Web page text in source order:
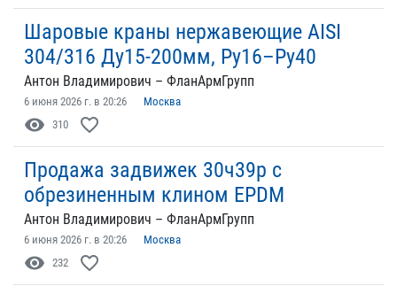
Шаровые краны нержавеющие AISI
304/316 Ду15-200мм, Ру16–Ру40
Антон Владимирович – ФланАрмГрупп
6 июня 2026 г. в 20:26 Москва
visibility 310 favorite_border
Продажа задвижек 30ч39р с
обрезиненным клином EPDM
Антон Владимирович – ФланАрмГрупп
6 июня 2026 г. в 20:26 Москва
visibility 232 favorite_border